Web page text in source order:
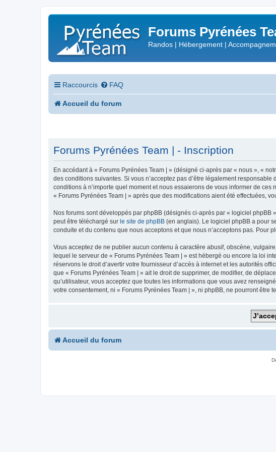
Forums Pyrénées
Randos | Hébergement |
Raccourcis FAQ
Accueil du forum
Forums Pyrénées Team | - Inscription
En accédant à « Forums Pyrénées Team | » (désigné ci-après par « nous », «
des conditions suivantes. Si vous n’acceptez pas d’être légalement
conditions à n’importe quel moment et nous essaierons de vous informer de
« Forums Pyrénées Team | » après que des modifications aient été effectuées,
Nos forums sont développés par phpBB (désignés ci-après par « logiciel
peut être téléchargé sur le site de phpBB (en anglais). Le logiciel phpBB a pour
conduite et du contenu que nous acceptons et que nous n’acceptons pas. Pour
Vous acceptez de ne publier aucun contenu à caractère abusif, obscène,
lequel le serveur de « Forums Pyrénées Team | » est hébergé ou encore la loi
réservons le droit d’avertir votre fournisseur d’accès à internet et les autorités
que « Forums Pyrénées Team | » ait le droit de supprimer, de modifier, de
qu’utilisateur, vous acceptez que toutes les informations que vous avez
votre consentement, ni « Forums Pyrénées Team | », ni phpBB, ne pourront
Accueil du forum